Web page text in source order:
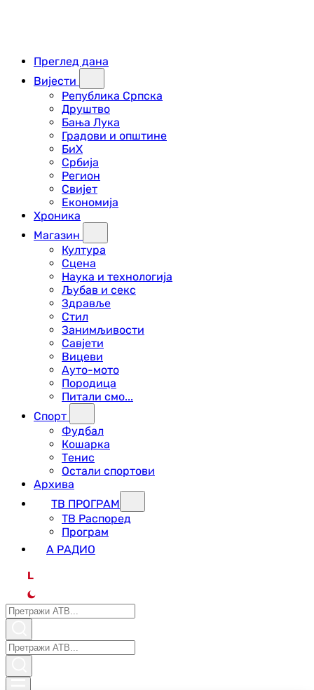
Преглед дана
Вијести
Република Српска
Друштво
Бања Лука
Градови и општине
БиХ
Србија
Регион
Свијет
Економија
Хроника
Магазин
Култура
Сцена
Наука и технологија
Љубав и секс
Здравље
Стил
Занимљивости
Савјети
Вицеви
Ауто-мото
Породица
Питали смо...
Спорт
Фудбал
Кошарка
Тенис
Остали спортови
Архива
ТВ ПРОГРАМ
ТВ Распоред
Програм
А РАДИО
L